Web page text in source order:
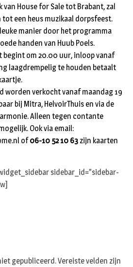
van House for Sale tot Brabant, zal
een heus muzikaal dorpsfeest.
manier door het programma
handen van Huub Poels.
begint om 20.00 uur, inloop vanaf
laagdrempelig te houden betaalt
worden verkocht vanaf maandag 19
bij Mitra, HelvoirThuis en via de
Alleen tegen contante
Ook via email:
of06-10 52 10 63 zijn kaarten
sidebar_id=”sidebar-
gepubliceerd.Vereiste velden zijn